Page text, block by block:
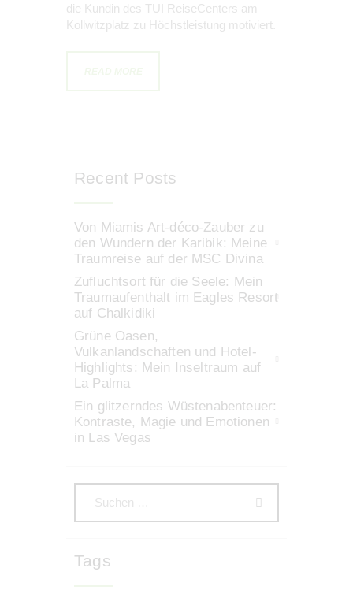
die Kundin des TUI ReiseCenters am
Kollwitzplatz zu Höchstleistung motiviert.
Recent Posts
Von Miamis Art-déco-Zauber zu
den Wundern der Karibik: Meine
Traumreise auf der MSC Divina
Zufluchtsort für die Seele: Mein
Traumaufenthalt im Eagles Resort
auf Chalkidiki
Grüne Oasen,
Vulkanlandschaften und Hotel-
Highlights: Mein Inseltraum auf
La Palma
Ein glitzerndes Wüstenabenteuer:
Kontraste, Magie und Emotionen
in Las Vegas
Tags